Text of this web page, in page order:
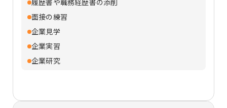
履歴書や職務経歴書の添削
面接の練習
企業見学
企業実習
企業研究